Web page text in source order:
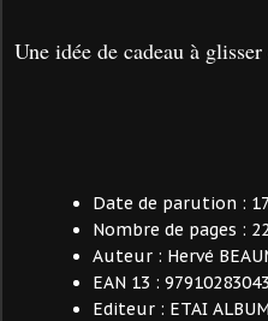
Une idée de cadeau à
Date de parution :
Nombre de pages :
Auteur : Hervé
EAN 13 :
Editeur : ETAI